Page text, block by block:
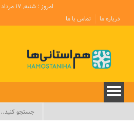
امروز : شنبه, ۱۷ مرداد , ۱۴۰۵
درباره ما
تماس با ما